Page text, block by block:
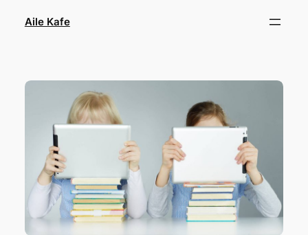
Aile Kafe